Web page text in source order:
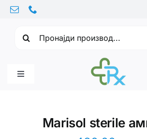
Skip
content
Toggle
Marisol sterile